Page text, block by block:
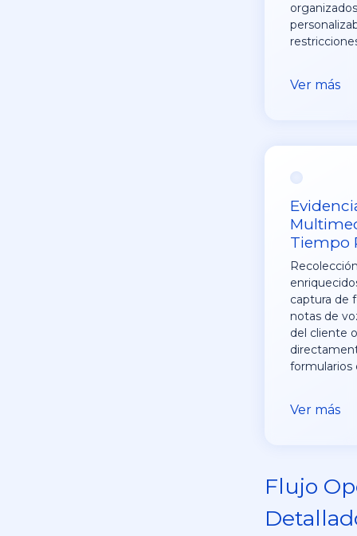
Ver más
Tiempo
captura de
notas de
del cliente
formularios
Ver más
Flujo